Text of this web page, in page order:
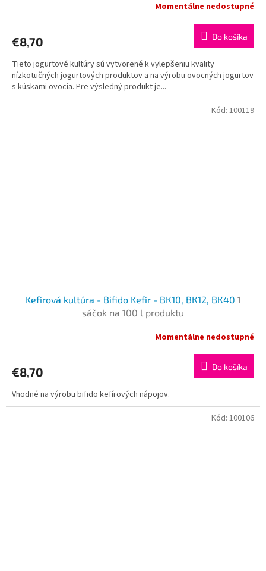
Momentálne nedostupné
€8,70 Do košíka
Tieto jogurtové kultúry sú vytvorené k vylepšeniu kvality
nízkotučných jogurtových produktov a na výrobu ovocných jogurtov
s kúskami ovocia. Pre výsledný produkt je...
Kefírová kultúra - Bifido Kefír - ВК10, ВК12, ВК40 1
sáčok na 100 l produktu
Momentálne nedostupné
€8,70 Do košíka
Vhodné na výrobu bifido kefírových nápojov.
Kód: 100119
Kód: 100106